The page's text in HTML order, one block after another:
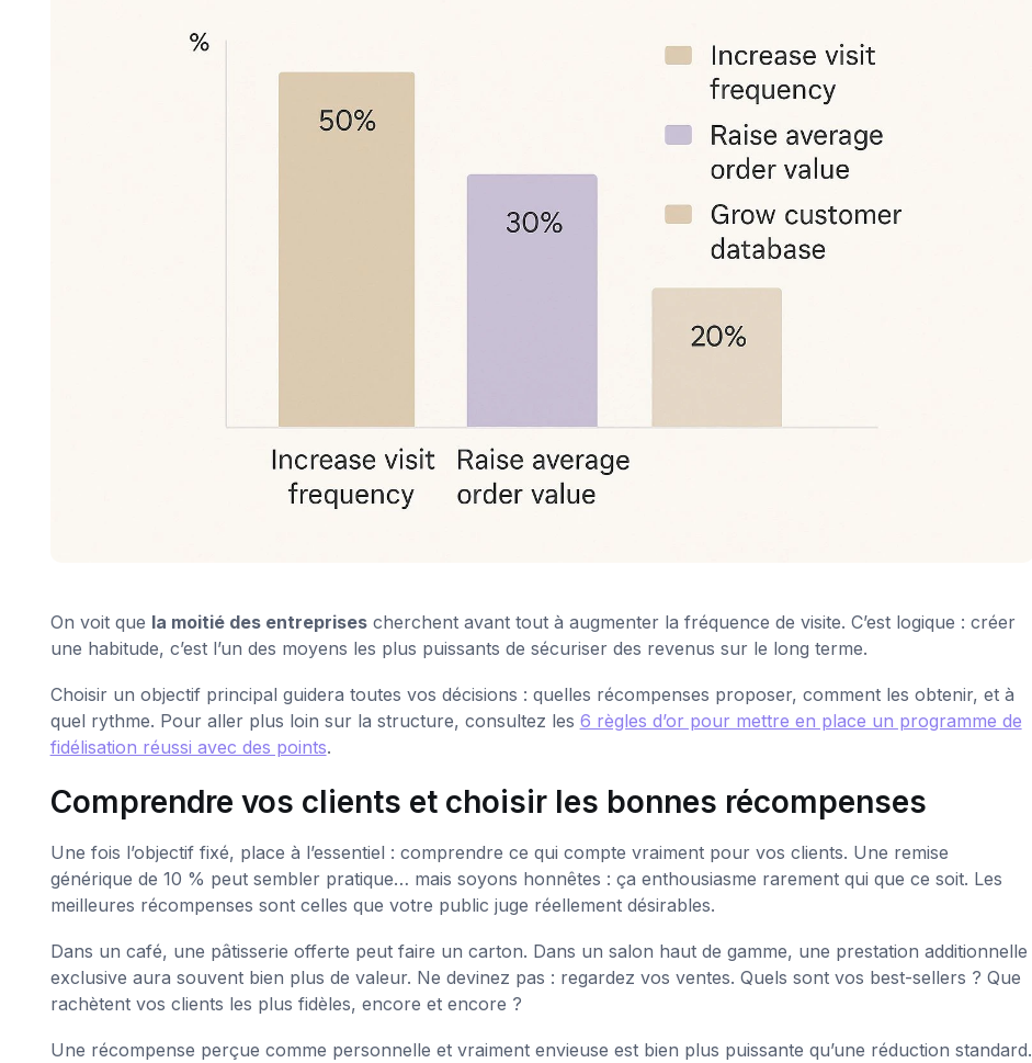
On voit que la moitié des entreprisescherchent avant tout à augmenter la fréquence de visite. C’est logique : créer
une habitude, c’est l’un des moyens les plus puissants de sécuriser des revenus sur le long terme.
Choisir un objectif principal guidera toutes vos décisions : quelles récompenses proposer, comment les obtenir, et à
quel rythme. Pour aller plus loin sur la structure, consultez les 6 règles d’or pour mettre en place un programme de
fidélisation réussi avec des points.
Comprendre vos clients et choisir les bonnes récompenses
Une fois l’objectif fixé, place à l’essentiel : comprendre ce qui compte vraiment pour vos clients. Une remise
générique de 10 % peut sembler pratique… mais soyons honnêtes : ça enthousiasme rarement qui que ce soit. Les
meilleures récompenses sont celles que votre public juge réellement désirables.
Dans un café, une pâtisserie offerte peut faire un carton. Dans un salon haut de gamme, une prestation additionnelle
exclusive aura souvent bien plus de valeur. Ne devinez pas : regardez vos ventes. Quels sont vos best-sellers ? Que
rachètent vos clients les plus fidèles, encore et encore ?
Une récompense perçue comme personnelle et vraiment envieuse est bien plus puissante qu’une réduction standard.